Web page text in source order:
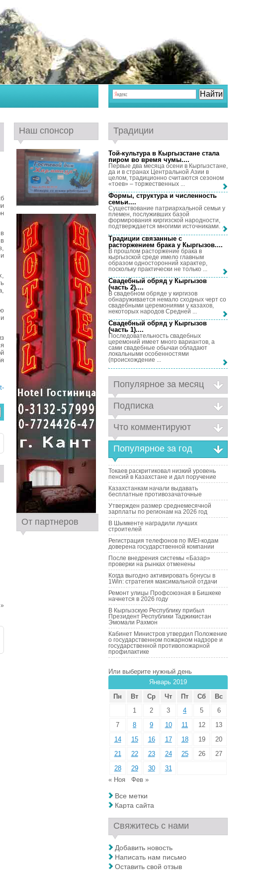
Наш спонсор
От партнеров
Традиции
Той-культура в Кыргызстане стала
пиром во время чумы....
Первые два месяца осени в Кыргызстане,
да и в странах Центральной Азии в
целом, традиционно считаются сезоном
«тоев» – торжественных ...
Формы, структура и численность
семьи....
Существование патриархальной семьи у
племен, послуживших базой
формирования киргизской народности,
подтверждается многими источниками. ...
Традиции связанные с
расторжением брака у Кыргызов....
В прошлом расторжение брака в
кыргызской среде имело главным
образом односторонний характер,
поскольку практически не только ...
Свадебный обряд у Кыргызов
(часть 2)....
В свадебном обряде у киргизов
обнаруживается немало сходных черт со
свадебными церемониями у казахов,
некоторых народов Средней ...
Свадебный обряд у Кыргызов
(часть 1)....
Последовательность свадебных
церемоний имеет много вариантов, а
сами свадебные обычаи обладают
локальными особенностями
(происхождение ...
Популярное за месяц
Подписка
Что комментируют
Популярное за год
Токаев раскритиковал низкий уровень
пенсий в Казахстане и дал поручение
Казахстанкам начали выдавать
бесплатные противозачаточные
Утвержден размер среднемесячной
зарплаты по регионам на 2026 год
В Шымкенте наградили лучших
строителей
Регистрация телефонов по IMEI-кодам
доверена государственной компании
После внедрения системы «Базар»
проверки на рынках отменены
Когда выгодно активировать бонусы в
1Win: стратегия максимальной отдачи
Ремонт улицы Профсоюзная в Бишкеке
начнется в 2026 году
В Кыргызскую Республику прибыл
Президент Республики Таджикистан
Эмомали Рахмон
Кабинет Министров утвердил Положение
о государственном пожарном надзоре и
государственной противопожарной
профилактике
Или выберите нужный день
Январь 2019
Пн
Вт Ср Чт Пт Сб
Вс
1
2 3 4 5
6
7
8 9 10 11 12
13
14
15 16 17 18 19
20
21
22 23 24 25 26
27
28
29 30
31
« Ноя
Фев »
Все метки
Карта сайта
Свяжитесь с нами
Добавить новость
Написать нам письмо
Оставить свой отзыв